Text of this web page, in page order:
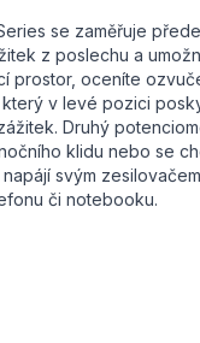
se zaměřuje
z poslechu a
oceníte
v levé pozici
Druhý
klidu nebo se
svým
či notebooku.